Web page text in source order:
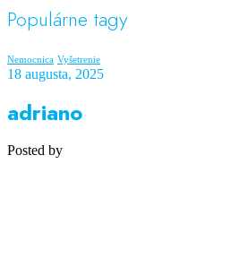
Populárne tagy
Nemocnica Vyšetrenie
18 augusta, 2025
adriano
Posted by